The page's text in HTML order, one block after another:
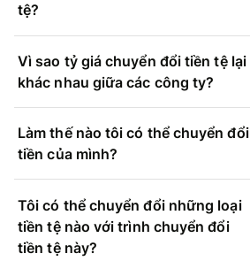
tệ?
Vì sao tỷ giá chuyển đổi tiền tệ lại
khác nhau giữa các công ty?
Làm thế nào tôi có thể chuyển đổi
tiền của mình?
Tôi có thể chuyển đổi những loại
tiền tệ nào với trình chuyển đổi
tiền tệ này?